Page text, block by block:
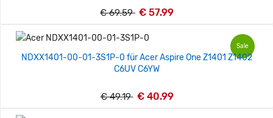
€ 69.59 € 57.99
Sale
NDXX1401-00-01-3S1P-0 für Acer Aspire One Z1401 Z1402
C6UV C6YW
€ 49.19 € 40.99